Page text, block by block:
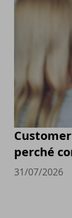
perché
31/07/2026